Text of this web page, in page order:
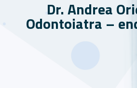
Dr. Andrea
Odontoiatra –